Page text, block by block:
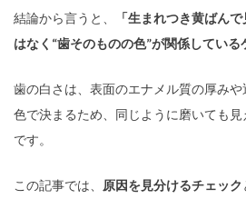
結論から言うと、
「生まれつき黄ばん
はなく“歯そのものの色”が関係している
歯の白さは、表面のエナメル質の厚み
色で決まるため、同じように磨いても
です。
この記事では、 原因を見分けるチェック